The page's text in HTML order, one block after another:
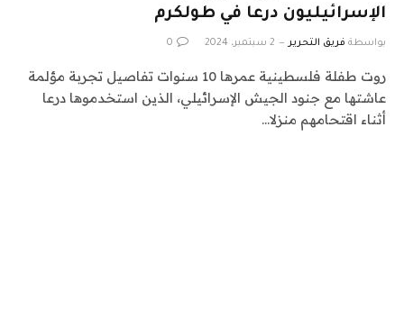
الإسرائيليون درعا في طولكرم
بواسطة فريق التحرير 2 سبتمبر، 2024 0
روت طفلة فلسطينية عمرها 10 سنوات تفاصيل تجربة مؤلمة
عاشتها مع جنود الجيش الإسرائيلي، الذين استخدموها درعا
أثناء اقتحامهم منزلا…